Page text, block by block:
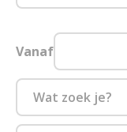
Vanaf
Wat zoek je?